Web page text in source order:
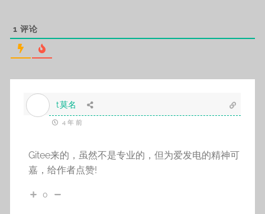
1 评论
t莫名
4 年 前
Gitee来的，虽然不是专业的，但为爱发电的精神可
嘉，给作者点赞!
0